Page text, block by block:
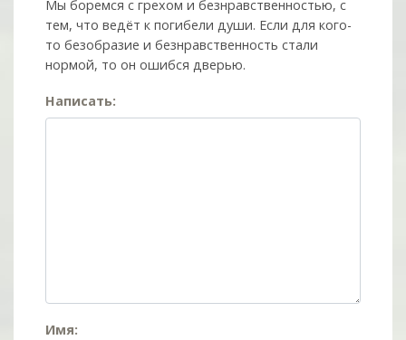
Мы боремся с грехом и без­нрав­ствен­ностью, с
тем, что ведёт к погибели души. Если для кого-
то безобразие и безнравственность стали
нормой, то он ошибся дверью.
Написать:
Имя: